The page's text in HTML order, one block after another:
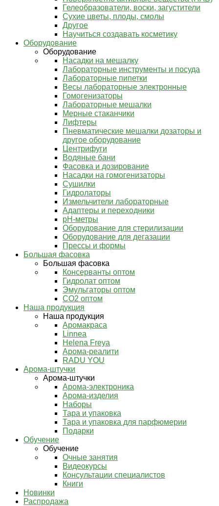
Гелеобразователи, воски, загустители
Сухие цветы, плоды, смолы
Другое
Научиться создавать косметику
Оборудование
Оборудование
Насадки на мешалку
Лабораторные инструменты и посуда
Лабораторные пипетки
Весы лабораторные электронные
Гомогенизаторы
Лабораторные мешалки
Мерные стаканчики
Лифтеры
Пневматические мешалки дозаторы и
другое оборудование
Центрифуги
Водяные бани
Фасовка и дозирование
Насадки на гомогенизаторы
Сушилки
Гидролаторы
Измельчители лабораторные
Адаптеры и переходники
pH-метры
Оборудование для стерилизации
Оборудование для дегазации
Прессы и формы
Большая фасовка
Большая фасовка
Консерванты оптом
Гидролат оптом
Эмульгаторы оптом
СО2 оптом
Наша продукция
Наша продукция
Аромакраса
Linnea
Helena Freya
Арома-реалити
RADU YOU
Арома-штучки
Арома-штучки
Арома-электроника
Арома-изделия
Наборы
Тара и упаковка
Тара и упаковка для парфюмерии
Подарки
Обучение
Обучение
Очные занятия
Видеокурсы
Консультации специалистов
Книги
Новинки
Распродажа